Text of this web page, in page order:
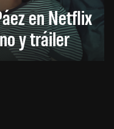
en Netflix
y tráiler